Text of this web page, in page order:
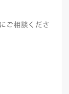
ご相談くださ